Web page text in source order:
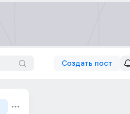
Создать пост